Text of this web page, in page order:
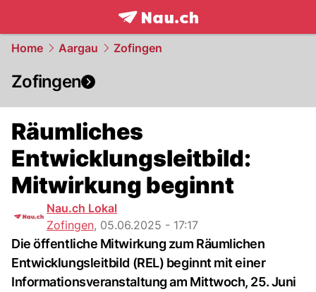
frontpage.NAU.ch
Home Aargau Zofingen
Zofingen
Räumliches
Entwicklungsleitbild:
Mitwirkung beginnt
Nau.ch Lokal
Zofingen, 05.06.2025 - 17:17
Die öffentliche Mitwirkung zum Räumlichen
Entwicklungsleitbild (REL) beginnt mit einer
Informationsveranstaltung am Mittwoch, 25. Juni